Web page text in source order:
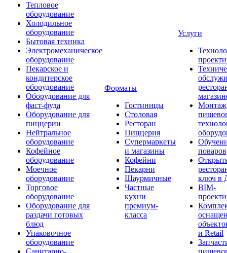
Тепловое
оборудование
Холодильное
оборудование
Бытовая техника
Электромеханическое
оборудование
Пекарское и
кондитерское
оборудование
Оборудование для
фаст-фуда
Оборудование для
пиццерии
Нейтральное
оборудование
Кофейное
оборудование
Моечное
оборудование
Торговое
оборудование
Оборудование для
раздачи готовых
блюд
Упаковочное
оборудование
Санитарно-
Форматы
Гостиницы
Столовая
Ресторан
Пиццерия
Супермаркеты
и магазины
Кофейни
Пекарни
Шаурмичные
Частные
кухни
премиум-
класса
Услуги
Монтаж
поваров
ключ в
BIM-
и Retail